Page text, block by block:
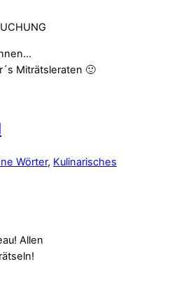
Miträtsleraten 🙂
Wörter, Kulinarisches
Allen